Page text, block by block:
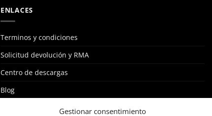
Gestionar consentimiento
ENLACES
Terminos y condiciones
Solicitud devolución y RMA
Centro de descargas
Blog
STKLUB: RED DE INSTALADORES